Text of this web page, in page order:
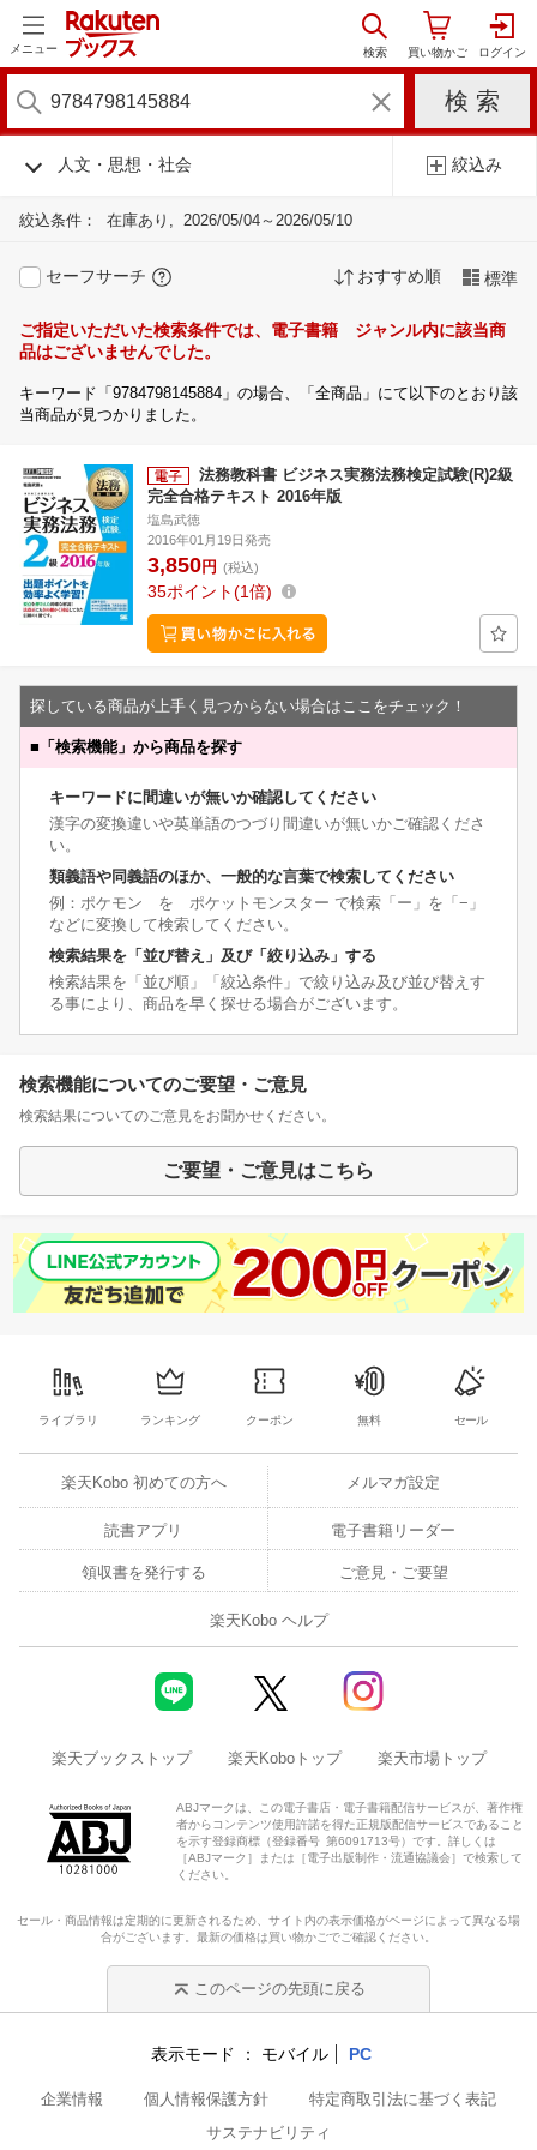
メニュー
人文・思想・社会 絞込み
絞込条件： 在庫あり 2026/05/04～2026/05/10
セーフサーチ おすすめ順 標準
ご指定いただいた検索条件では、電子書籍 ジャンル内に該当商
品はございませんでした。
キーワード「9784798145884」の場合、「全商品」にて以下のとおり該
当商品が見つかりました。
法務教科書 ビジネス実務法務検定試験(R)2級
完全合格テキスト 2016年版
塩島武徳
2016年01月19日発売
3,850円 (税込)
35ポイント 1倍
探している商品が上手く見つからない場合はここをチェック！
■ 「検索機能」から商品を探す
キーワードに間違いが無いか確認してください
漢字の変換違いや英単語のつづり間違いが無いかご確認くださ
い。
類義語や同義語のほか、一般的な言葉で検索してください
例：ポケモン を ポケットモンスター で検索「ー」を「−」
などに変換して検索してください。
検索結果を「並び替え」及び「絞り込み」する
検索結果を「並び順」「絞込条件」で絞り込み及び並び替えす
る事により、商品を早く探せる場合がございます。
検索機能についてのご要望・ご意見
検索結果についてのご意見をお聞かせください。
ご要望・ご意見はこちら
ライブラリ ランキング クーポン 無料 セール
楽天Kobo 初めての方へ メルマガ設定
読書アプリ 電子書籍リーダー
領収書を発行する ご意見・ご要望
楽天Kobo ヘルプ
楽天ブックストップ 楽天Koboトップ 楽天市場トップ
ABJマークは、この電子書店・電子書籍配信サービスが、著作権
者からコンテンツ使用許諾を得た正規版配信サービスであること
を示す登録商標（登録番号 第6091713号）です。詳しくは
［ABJマーク］または［電子出版制作・流通協議会］で検索して
ください。
セール・商品情報は定期的に更新されるため、サイト内の表示価格がページによって異なる場
合がございます。最新の価格は買い物かごでご確認ください。
このページの先頭に戻る
表示モード モバイル PC
企業情報 個人情報保護方針
特定商取引法に基づく表記
サステナビリティ